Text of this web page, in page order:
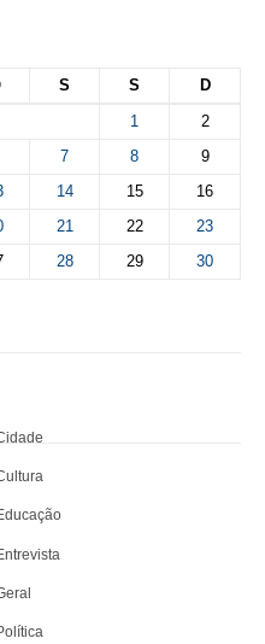
S S
D
1
2
7 8
9
14 15
16
21 22
23
28 29 30